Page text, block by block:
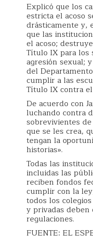
Explicó que los
estricta el acoso
drásticamente y,
que las
el acoso;
Título IX para los
agresión sexual;
del
cumplir a las
Título IX contra
De acuerdo con
luchando contra
sobrevivientes
que se les crea,
tengan la
historias».
Todas las
incluidas las
reciben fondos
cumplir con la
todos los
y privadas
regulaciones.
FUENTE: EL